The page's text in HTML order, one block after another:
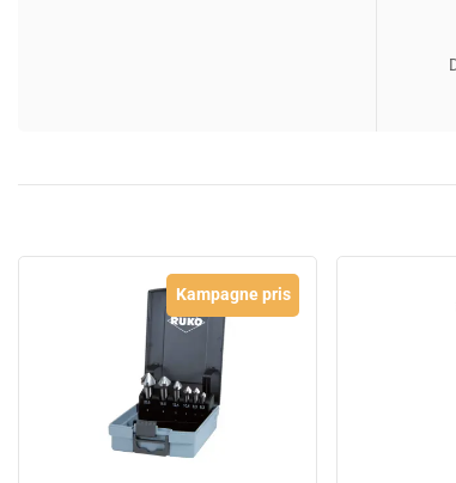
Kampagne pris